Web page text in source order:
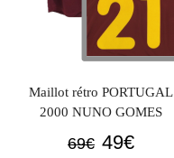
Maillot rétro PORTUGAL
2000 NUNO GOMES
69€ Le
49€Le